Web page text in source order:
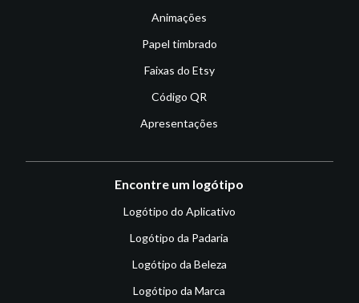
Animações
Papel timbrado
Faixas do Etsy
Código QR
Apresentações
Encontre um logótipo
Logótipo do Aplicativo
Logótipo da Padaria
Logótipo da Beleza
Logótipo da Marca